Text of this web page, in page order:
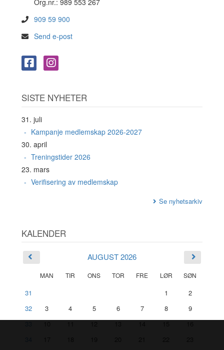
Org.nr.: 989 553 267
909 59 900
Send e-post
SISTE NYHETER
31. juli
Kampanje medlemskap 2026-2027
30. april
Treningstider 2026
23. mars
Verifisering av medlemskap
Se nyhetsarkiv
KALENDER
AUGUST 2026
MAN TIR ONS TOR FRE LØR SØN
31 1
2
32
3 4 5 6 7 8
9